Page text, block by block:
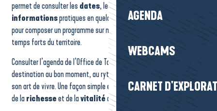
AGENDA
WEBCAMS
CARNET
permet de consulter les dates, leslieux
informationspratiques en quelques clics. Il est un véritable allié
pour composer un programme sur mesure, au fil des saisons et des
temps forts du territoire.
Consulter l’agenda de l’Office de Tourisme, c’est s’assurer de vivre la
destination au bon moment, au rythme de ses
son art de vivre. Une façon simple et efficace de profiter pleinement
de larichesseet de lavitalitéde la